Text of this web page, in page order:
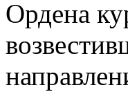
Ордена